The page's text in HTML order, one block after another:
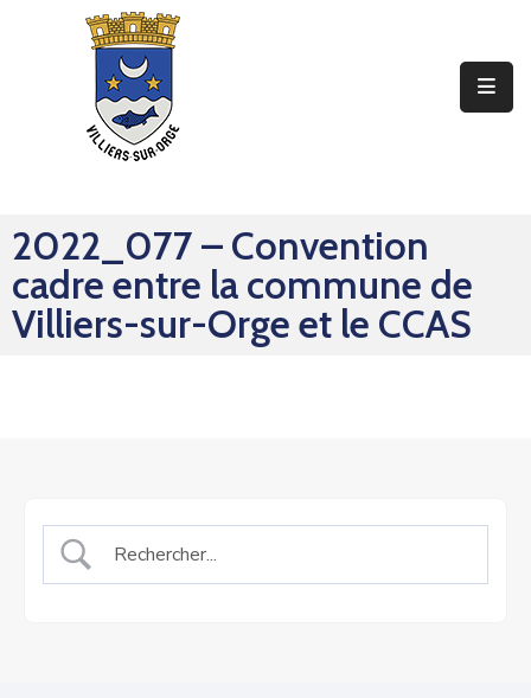
Sorties
2022_077 – Convention
cadre entre la commune de
Villiers-sur-Orge et le CCAS